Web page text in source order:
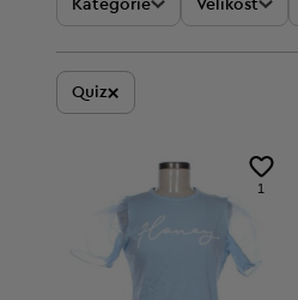
Kategorie Velikost
Quiz×
1